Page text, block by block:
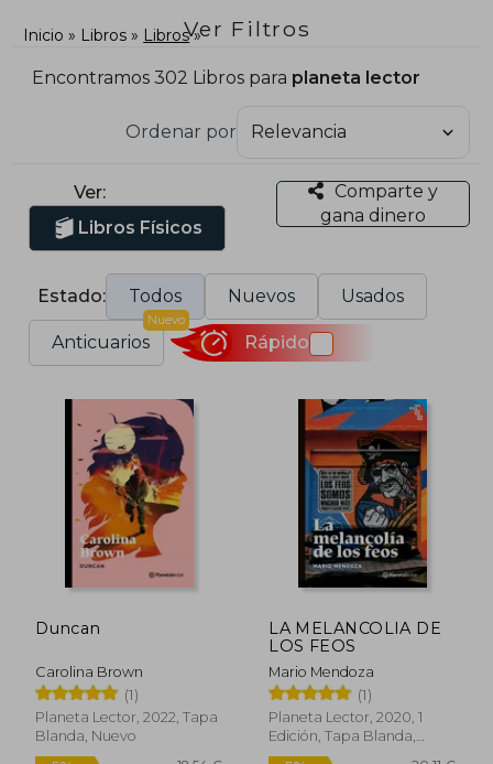
Ver Filtros
Inicio Libros Libros
Encontramos 302 Libros para planeta lector
Ordenar por
Ver:
Libros Físicos
Comparte y
gana dinero
Estado: Todos Nuevos Usados
Anticuarios
Nuevo
Rápido
Duncan
Carolina Brown
(1)
Planeta Lector, 2022, Tapa
Blanda, Nuevo
LA MELANCOLIA DE
LOS FEOS
Mario Mendoza
(1)
Planeta Lector, 2020, 1
Edición, Tapa Blanda,
Nuevo